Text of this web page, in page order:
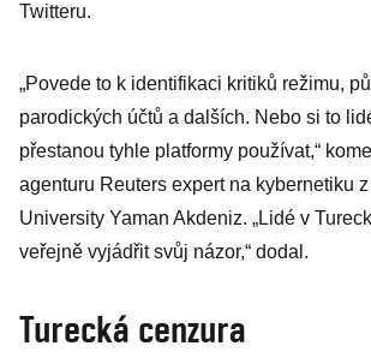
Twitteru.
„Povede to k identifikaci kritiků režimu,
parodických účtů a dalších. Nebo si to
přestanou tyhle platformy používat,“
agenturu Reuters expert na kybernetiku
University Yaman Akdeniz. „Lidé v
veřejně vyjádřit svůj názor,“ dodal.
Turecká cenzura